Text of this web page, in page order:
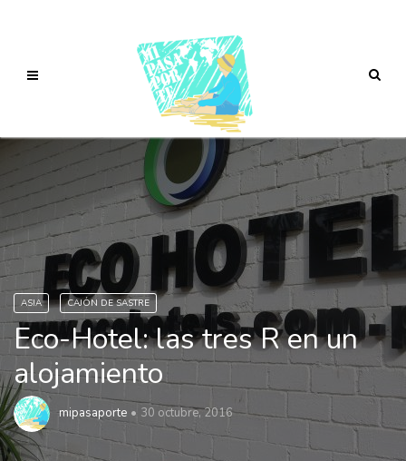
ASIA CAJÓN DE SASTRE
Eco-Hotel: las tres R en un
alojamiento
mipasaporte 30 octubre, 2016